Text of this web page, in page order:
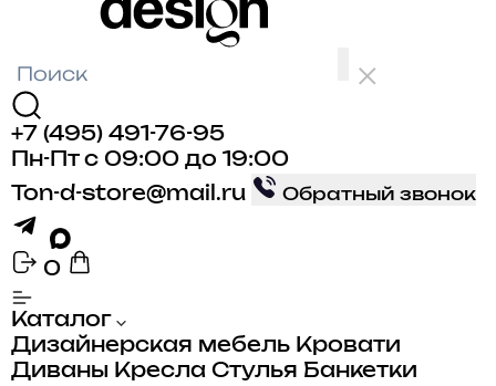
+7 (495) 491-76-95
Пн-Пт с 09:00 до 19:00
Ton-d-store@mail.ru
Обратный звонок
0
Каталог
Дизайнерская мебель Кровати
Диваны Кресла Стулья Банкетки